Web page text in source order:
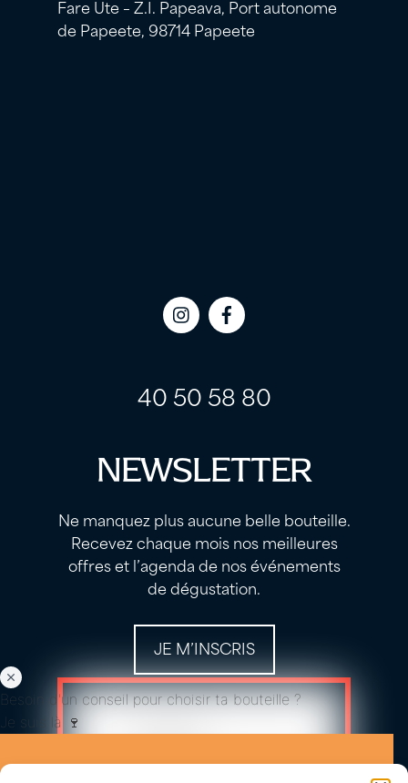
Fare Ute – Z.I. Papeava, Port autonome
de Papeete, 98714 Papeete
Icon
Icon
40 50 58 80
NEWSLETTER
Ne manquez plus aucune belle bouteille.
Recevez chaque mois nos meilleures
offres et l’agenda de nos événements
de dégustation.
JE M’INSCRIS
Besoin d'un conseil pour choisir ta bouteille ?
Je suis là 🍷